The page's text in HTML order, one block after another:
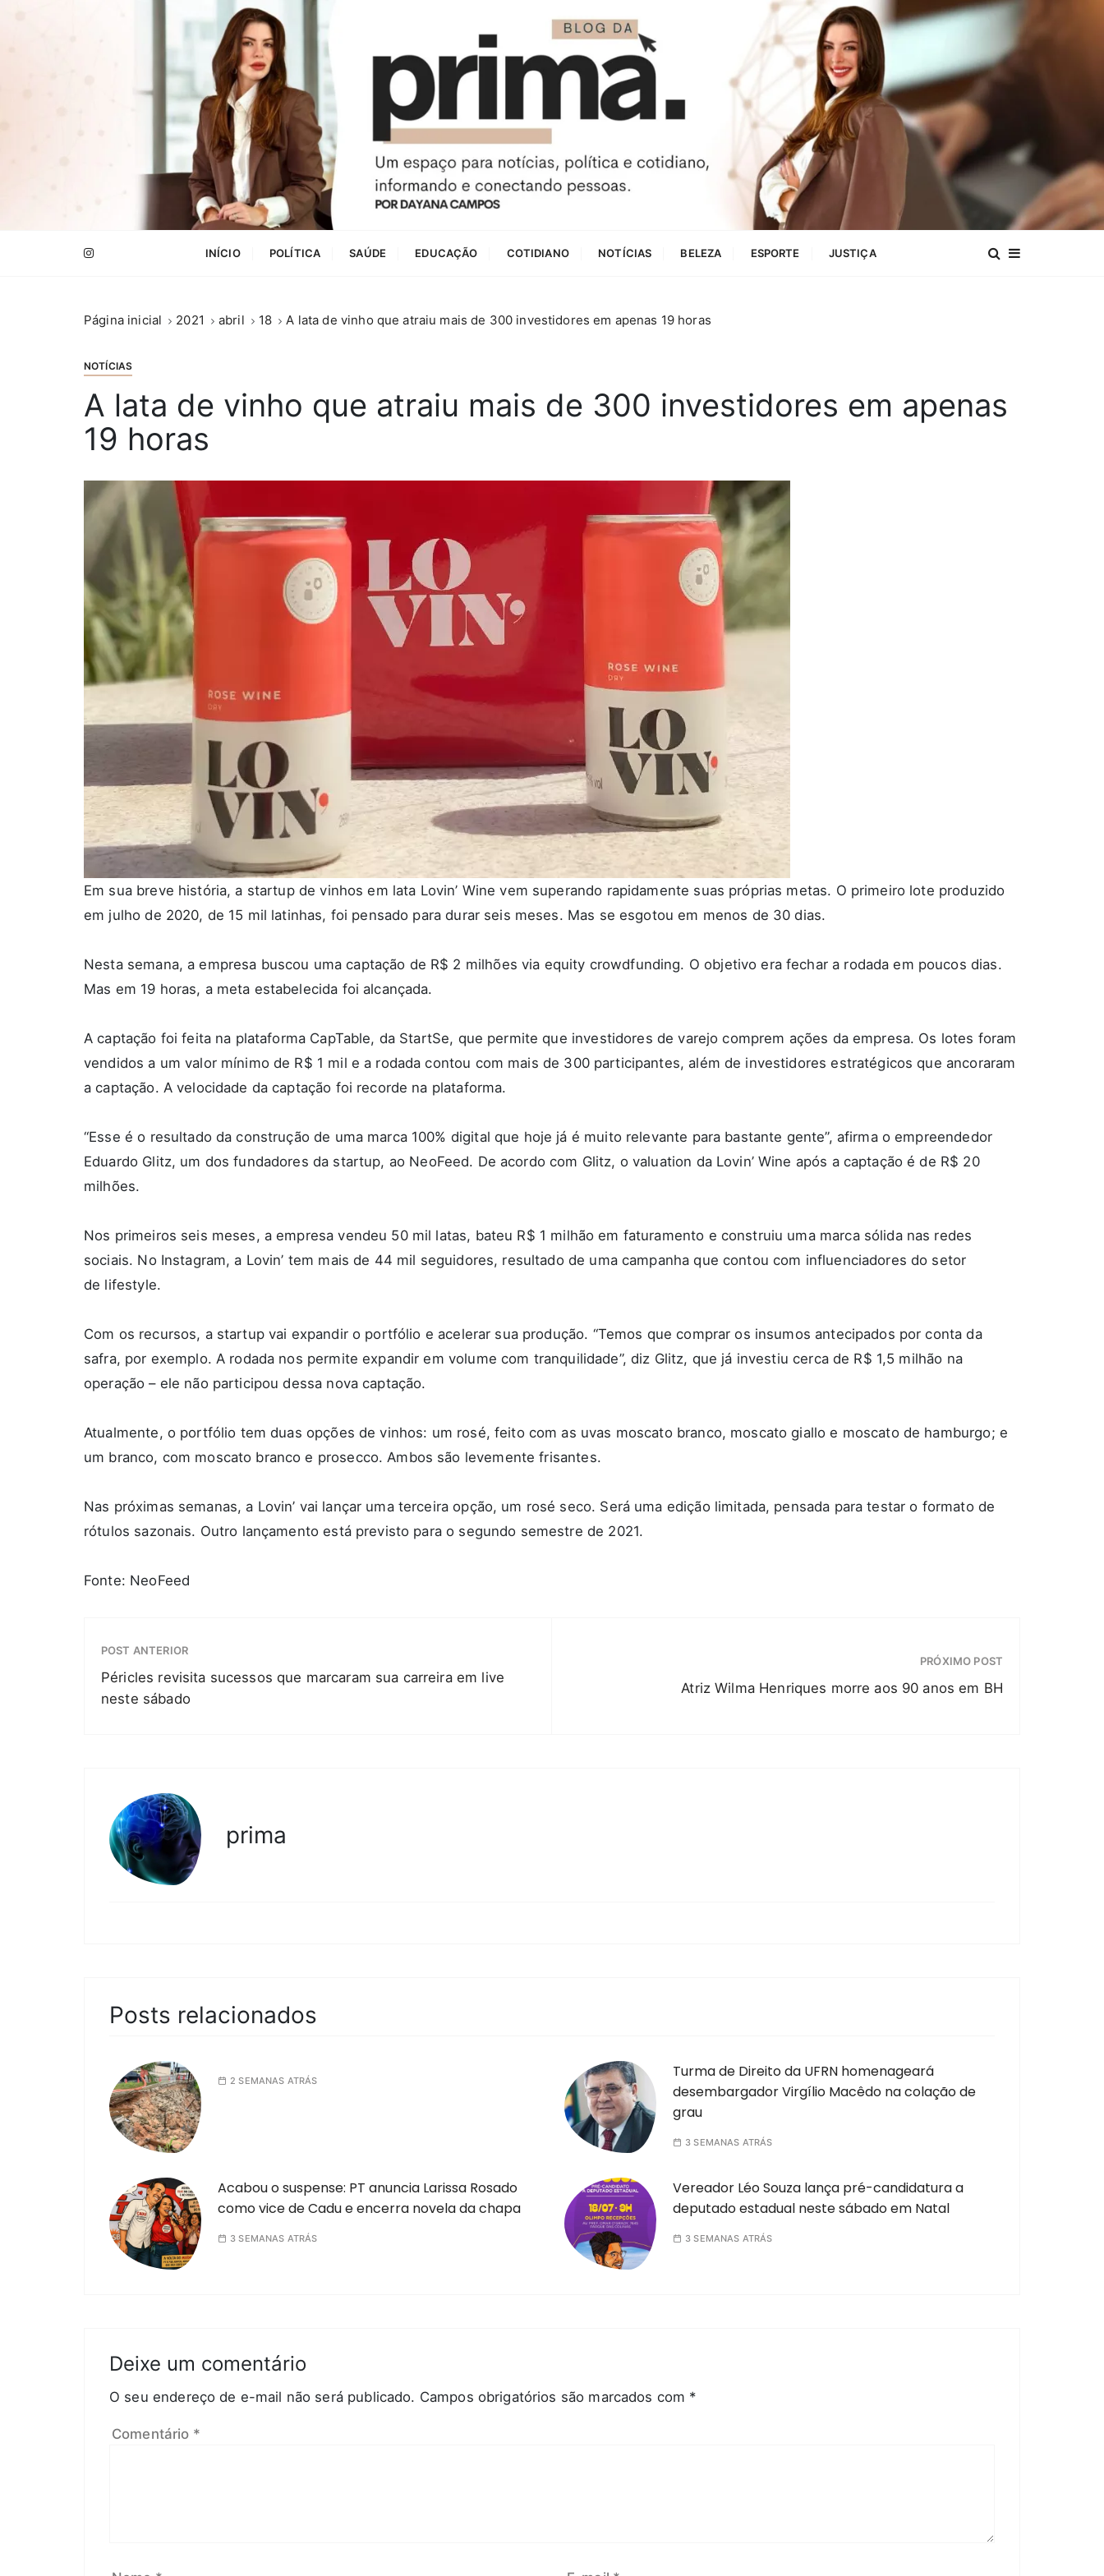
ú
INÍCIO POLÍTICA SAÚDE EDUCAÇÃO COTIDIANO NOTÍCIAS BELEZA ESPORTE JUSTIÇA
Página inicial 2021 abril 18 A lata de vinho que atraiu mais de 300 investidores em apenas 19 horas
NOTÍCIAS
A lata de vinho que atraiu mais de 300 investidores em apenas
19 horas
Em sua breve história, a startup de vinhos em lata Lovin’ Wine vem superando rapidamente suas próprias metas. O primeiro lote produzido
em julho de 2020, de 15 mil latinhas, foi pensado para durar seis meses. Mas se esgotou em menos de 30 dias.
Nesta semana, a empresa buscou uma captação de R$ 2 milhões via equity crowdfunding. O objetivo era fechar a rodada em poucos dias.
Mas em 19 horas, a meta estabelecida foi alcançada.
A captação foi feita na plataforma CapTable, da StartSe, que permite que investidores de varejo comprem ações da empresa. Os lotes foram
vendidos a um valor mínimo de R$ 1 mil e a rodada contou com mais de 300 participantes, além de investidores estratégicos que ancoraram
a captação. A velocidade da captação foi recorde na plataforma.
“Esse é o resultado da construção de uma marca 100% digital que hoje já é muito relevante para bastante gente”, afirma o empreendedor
Eduardo Glitz, um dos fundadores da startup, ao NeoFeed. De acordo com Glitz, ovaluation da Lovin’ Wine após a captação é de R$ 20
milhões.
Nos primeiros seis meses, a empresa vendeu 50 mil latas, bateu R$ 1 milhão em faturamento e construiu uma marca sólida nas redes
sociais. No Instagram, a Lovin’ tem mais de 44 mil seguidores, resultado de uma campanha que contou com influenciadores do setor
de lifestyle.
Com os recursos, a startup vai expandir o portfólio e acelerar sua produção. “Temos que comprar os insumos antecipados por conta da
safra, por exemplo. A rodada nos permite expandir em volume com tranquilidade”, diz Glitz, que já investiu cerca de R$ 1,5 milhão na
operação – ele não participou dessa nova captação.
Atualmente, o portfólio tem duas opções de vinhos: um rosé, feito com as uvas moscato branco, moscato giallo e moscato de hamburgo; e
um branco, com moscato branco e prosecco. Ambos são levemente frisantes.
Nas próximas semanas, a Lovin’ vai lançar uma terceira opção, um rosé seco. Será uma edição limitada, pensada para testar o formato de
rótulos sazonais. Outro lançamento está previsto para o segundo semestre de 2021.
Fonte: NeoFeed
POST ANTERIOR
Péricles revisita sucessos que marcaram sua carreira em live
neste sábado
PRÓXIMO POST
Atriz Wilma Henriques morre aos 90 anos em BH
prima
Posts relacionados
2 SEMANAS ATRÁS
Turma de Direito da UFRN homenageará
desembargador Virgílio Macêdo na colação de
grau
3 SEMANAS ATRÁS
Acabou o suspense: PT anuncia Larissa Rosado
como vice de Cadu e encerra novela da chapa
3 SEMANAS ATRÁS
Vereador Léo Souza lança pré-candidatura a
deputado estadual neste sábado em Natal
3 SEMANAS ATRÁS
Deixe um comentário
O seu endereço de e-mail não será publicado. Campos obrigatórios são marcados com *
Comentário *